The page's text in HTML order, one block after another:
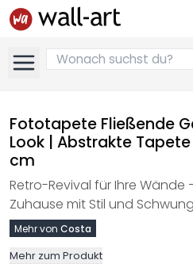
Fototapete Fließende
Look | Abstrakte Tapete
cm
Retro-Revival für Ihre Wände
Zuhause mit Stil und
Mehr von Costa
Mehr zum Produkt